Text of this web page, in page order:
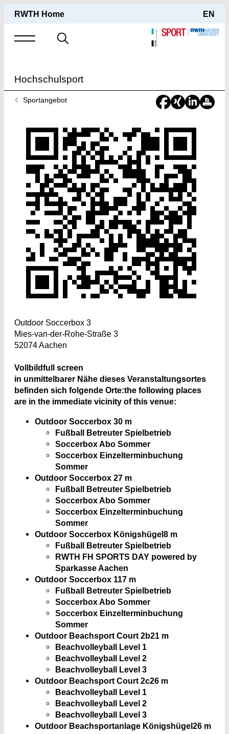
RWTH Home EN
Suche
Hochschulsport
SieSportangebot
Outdoor Soccerbox 3
Mies-van-der-Rohe-Straße 3
52074 Aachen
Vollbildfull screen
in unmittelbarer Nähe dieses Veranstaltungsortes
befinden sich folgende Orte:the following places
are in the immediate vicinity of this venue:
Outdoor Soccerbox 30 m
Fußball Betreuter Spielbetrieb
Soccerbox Abo Sommer
Soccerbox Einzelterminbuchung
Sommer
Outdoor Soccerbox 27 m
Fußball Betreuter Spielbetrieb
Soccerbox Abo Sommer
Soccerbox Einzelterminbuchung
Sommer
Outdoor Soccerbox Königshügel8 m
Fußball Betreuter Spielbetrieb
RWTH FH SPORTS DAY powered by
Sparkasse Aachen
Outdoor Soccerbox 117 m
Fußball Betreuter Spielbetrieb
Soccerbox Abo Sommer
Soccerbox Einzelterminbuchung
Sommer
Outdoor Beachsport Court 2b21 m
Beachvolleyball Level 1
Beachvolleyball Level 2
Beachvolleyball Level 3
Outdoor Beachsport Court 2c26 m
Beachvolleyball Level 1
Beachvolleyball Level 2
Beachvolleyball Level 3
Outdoor Beachsportanlage Königshügel26 m